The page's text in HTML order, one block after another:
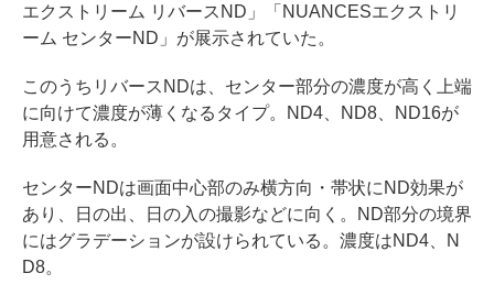
エクストリーム リバースND」「NUANCESエクストリ
ーム センターND」が展示されていた。
このうちリバースNDは、センター部分の濃度が高く上端
に向けて濃度が薄くなるタイプ。ND4、ND8、ND16が
用意される。
センターNDは画面中心部のみ横方向・帯状にND効果が
あり、日の出、日の入の撮影などに向く。ND部分の境界
にはグラデーションが設けられている。濃度はND4、N
D8。